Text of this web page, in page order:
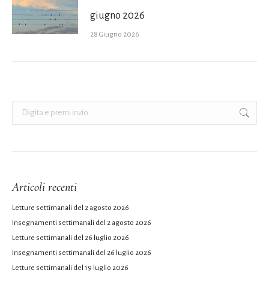
giugno 2026
28 Giugno 2026
Articoli recenti
Letture settimanali del 2 agosto 2026
Insegnamenti settimanali del 2 agosto 2026
Letture settimanali del 26 luglio 2026
Insegnamenti settimanali del 26 luglio 2026
Letture settimanali del 19 luglio 2026